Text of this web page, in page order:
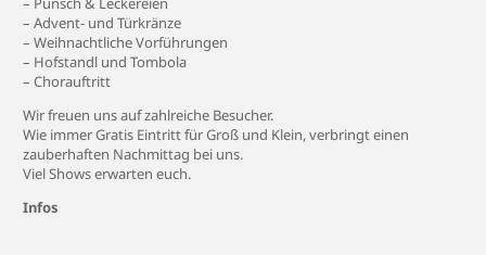
– Advent- und Türkränze
– Weihnachtliche Vorführungen
– Hofstandl und Tombola
– Chorauftritt
Wir freuen uns auf zahlreiche Besucher.
Wie immer Gratis Eintritt für Groß und Klein, verbringt einen
zauberhaften Nachmittag bei uns.
Viel Shows erwarten euch.
Infos